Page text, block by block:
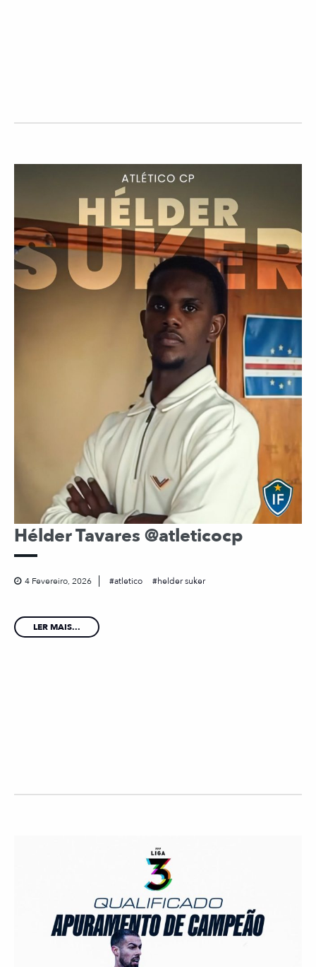
Hélder Tavares @atleticocp
4 Fevereiro, 2026 atletico helder suker
LER MAIS...